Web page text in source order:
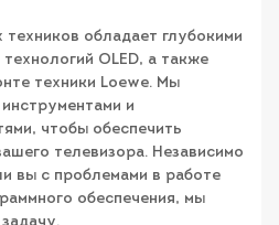
обладает глубокими
OLED, а также
техники Loewe. Мы
и
чтобы обеспечить
телевизора. Независимо
вы с проблемами в работе
обеспечения, мы